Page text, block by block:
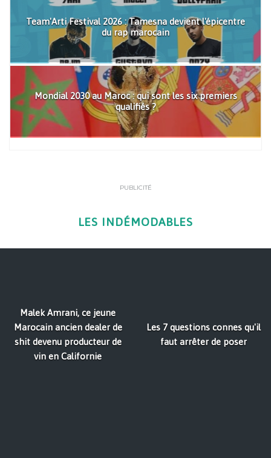
Team'Arti Festival 2026 : Tamesna devient l'épicentre
du rap marocain
Mondial 2030 au Maroc : qui sont les six premiers
qualifiés ?
PUBLICITÉ
LES INDÉMODABLES
Malek Amrani, ce jeune
Marocain ancien dealer de
shit devenu producteur de
vin en Californie
Les 7 questions connes qu'il
faut arrêter de poser